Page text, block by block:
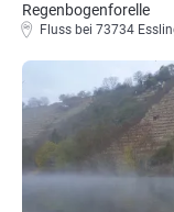
Regenbogenforelle
Fluss bei 73734